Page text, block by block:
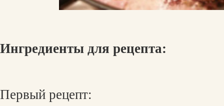
Ингредиенты для рецепта:
Первый рецепт: